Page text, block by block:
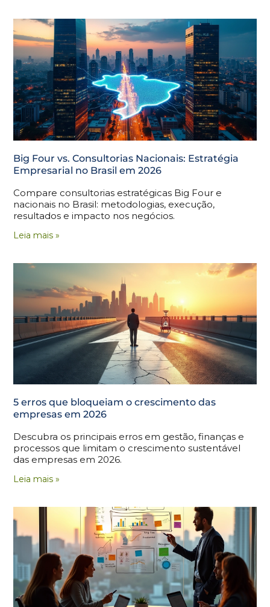
Big Four vs. Consultorias Nacionais: Estratégia
Empresarial no Brasil em 2026
Compare consultorias estratégicas Big Four e
nacionais no Brasil: metodologias, execução,
resultados e impacto nos negócios.
Leia mais »
5 erros que bloqueiam o crescimento das
empresas em 2026
Descubra os principais erros em gestão, finanças e
processos que limitam o crescimento sustentável
das empresas em 2026.
Leia mais »